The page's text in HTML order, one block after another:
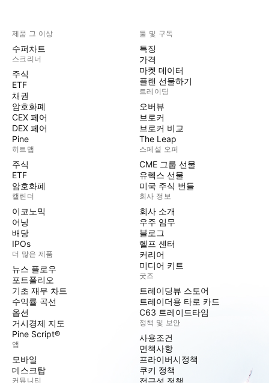
제품 그 이상
수퍼차트
스크리너
주식
ETF
채권
암호화폐
CEX 페어
DEX 페어
Pine
히트맵
주식
ETF
암호화폐
캘린더
이코노믹
어닝
배당
IPOs
더 많은 제품
뉴스 플로우
포트폴리오
기초 재무 차트
수익률 곡선
옵션
거시경제 지도
Pine Script®
앱
모바일
데스크탑
커뮤니티
툴 및 구독
특징
가격
마켓 데이터
플랜 선물하기
트레이딩
오버뷰
브로커
브로커 비교
The Leap
스페셜 오퍼
CME 그룹 선물
유렉스 선물
미국 주식 번들
회사 정보
회사 소개
우주 임무
블로그
헬프 센터
커리어
미디어 키트
굿즈
트레이딩뷰 스토어
트레이더용 타로 카드
C63 트레이드타임
정책 및 보안
사용조건
면책사항
프라이버시정책
쿠키 정책
접근성 정책